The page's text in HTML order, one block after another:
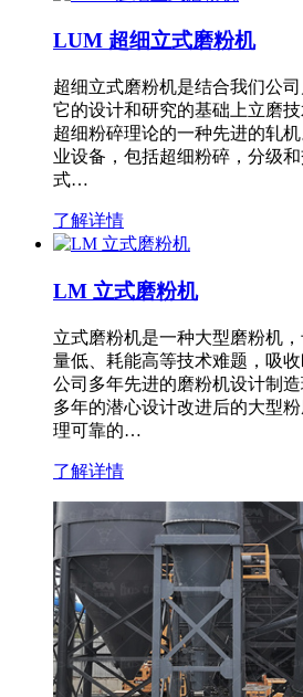
LUM 超细立式磨粉机
超细立式磨粉机是结合我们公
它的设计和研究的基础上立磨
超细粉碎理论的一种先进的轧
业设备，包括超细粉碎，分级
式…
了解详情
LM 立式磨粉机
立式磨粉机是一种大型磨粉机
量低、耗能高等技术难题，吸
公司多年先进的磨粉机设计制
多年的潜心设计改进后的大型
理可靠的…
了解详情